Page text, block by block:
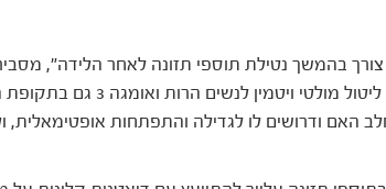
בהמשך נטילת תוספי תזונה לאחר הלידה",
האמת היא שחשוב להמשיך ליטול מולטי
האם ודרושים לו לגדילה והתפתחות אופטימאלית,